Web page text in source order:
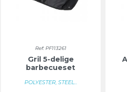
Ref: PF113261
Gril 5-delige
barbecueset
POLYESTER, STEEL...